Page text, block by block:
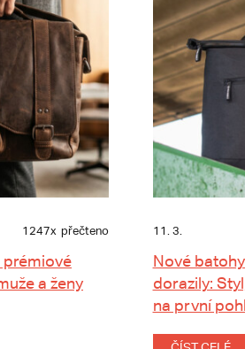
1247x přečteno
prémiové
a ženy
11. 3.
Nové
dorazily:
na první